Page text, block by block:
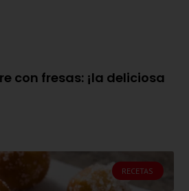
con fresas: ¡la deliciosa
RECETAS